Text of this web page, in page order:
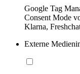
Google Tag
Consent Mode
Klarna,
Externe